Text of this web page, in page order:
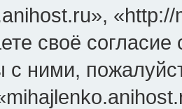
своё
с ними,